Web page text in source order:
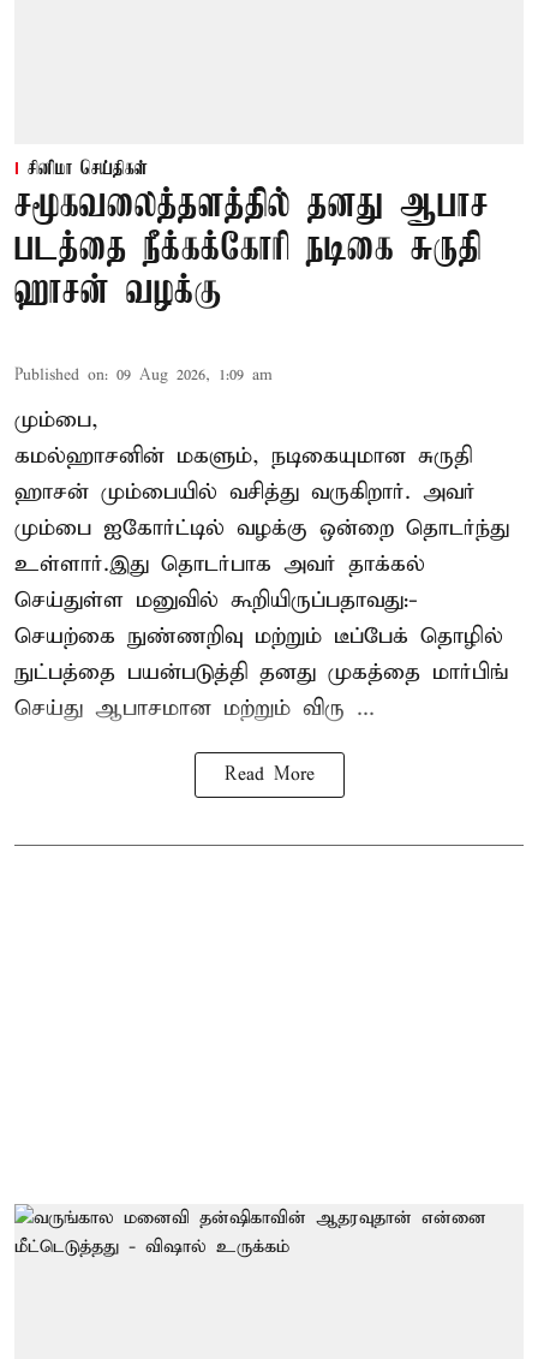
சினிமா செய்திகள்
சமூகவலைத்தளத்தில் தனது ஆபாச
படத்தை நீக்கக்கோரி நடிகை சுருதி
ஹாசன் வழக்கு
Published on: 09 Aug 2026, 1:09 am
மும்பை,
கமல்ஹாசனின் மகளும், நடிகையுமான சுருதி
ஹாசன் மும்பையில் வசித்து வருகிறார். அவர்
மும்பை ஐகோர்ட்டில் வழக்கு ஒன்றை தொடர்ந்து
உள்ளார்.இது தொடர்பாக அவர் தாக்கல்
செய்துள்ள மனுவில் கூறியிருப்பதாவது:-
செயற்கை நுண்ணறிவு மற்றும் டீப்பேக் தொழில்
நுட்பத்தை பயன்படுத்தி தனது முகத்தை மார்பிங்
செய்து ஆபாசமான மற்றும் விரு ...
Read More